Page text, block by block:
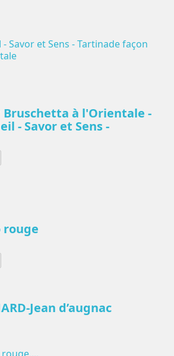
à l'Orientale -
- Savor et Sens -
Jean d’augnac